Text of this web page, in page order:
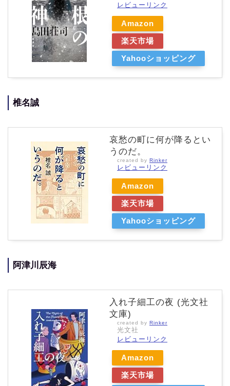
レビューリンク
Amazon
楽天市場
Yahooショッピング
椎名誠
哀愁の町に何が降るとい
うのだ。
created by Rinker
レビューリンク
Amazon
楽天市場
Yahooショッピング
阿津川辰海
入れ子細工の夜 (光文社
文庫)
created by Rinker
光文社
レビューリンク
Amazon
楽天市場